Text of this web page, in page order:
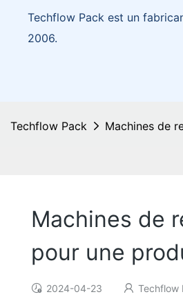
Techflow Pack est un
2006.
Techflow Pack Machines de
Machines de
pour une
2024-04-23 Techflow